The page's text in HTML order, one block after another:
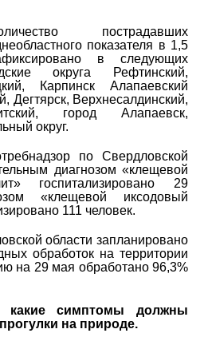
пострадавших
показателя в 1,5
в следующих
округа Рефтинский,
Карпинск Алапаевский
Дегтярск, Верхнесалдинский,
город Алапаевск,
округ.
по Свердловской
диагнозом «клещевой
госпитализировано 29
«клещевой иксодовый
111 человек.
области запланировано
обработок на территории
на 29 мая обработано 96,3%
какие симптомы должны
на природе.